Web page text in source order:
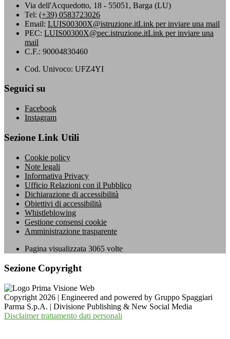
Via dell'Acquedotto, 18 - 55051, Barga (LU)
Tel: (+39) 0583723026
Email: LUIS00300X@istruzione.itLink per inviare una mail
PEC: LUIS00300X@pec.istruzione.itLink per inviare una
mail
C.F.: 90004830460
Cod. Univoco: UFZ4YI
Seguici su
Facebook
Instagram
Sezione Link Utili
Cookie policy
Note legali
Informativa Privacy
Ufficio Relazioni con il Pubblico
Dichiarazione di accessibilità
Obiettivi di accessibilità
Whistleblowing
Gestione consensi cookie
Amministrazione trasparente
Pagina visualizzata 3065 volte
Sezione Copyright
Copyright 2026 | Engineered and powered by Gruppo Spaggiari
Parma S.p.A. | Divisione Publishing & New Social Media
Disclaimer trattamento dati personali